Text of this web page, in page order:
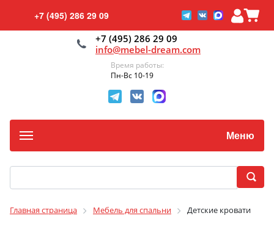
+7 (495) 286 29 09
+7 (495) 286 29 09
info@mebel-dream.com
Время работы:
Пн-Вс 10-19
Меню
Главная страница Мебель для спальни Детские кровати